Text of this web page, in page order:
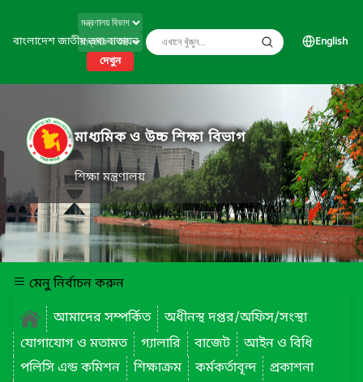
বাংলাদেশ জাতীয় তথ্য বাতায়ন
দেখুন
English
মাধ্যমিক ও উচ্চ শিক্ষা বিভাগ
শিক্ষা মন্ত্রণালয়
মেনু নির্বাচন করুন
আমাদের সম্পর্কিত
অধীনস্থ দপ্তর/অফিস/সংস্থা
যোগাযোগ ও মতামত
গ্যালারি বাজেট
আইন ও বিধি
পলিসি এন্ড কমিশন
শিক্ষাক্রম কর্মকর্তাবৃন্দ
প্রকাশনা